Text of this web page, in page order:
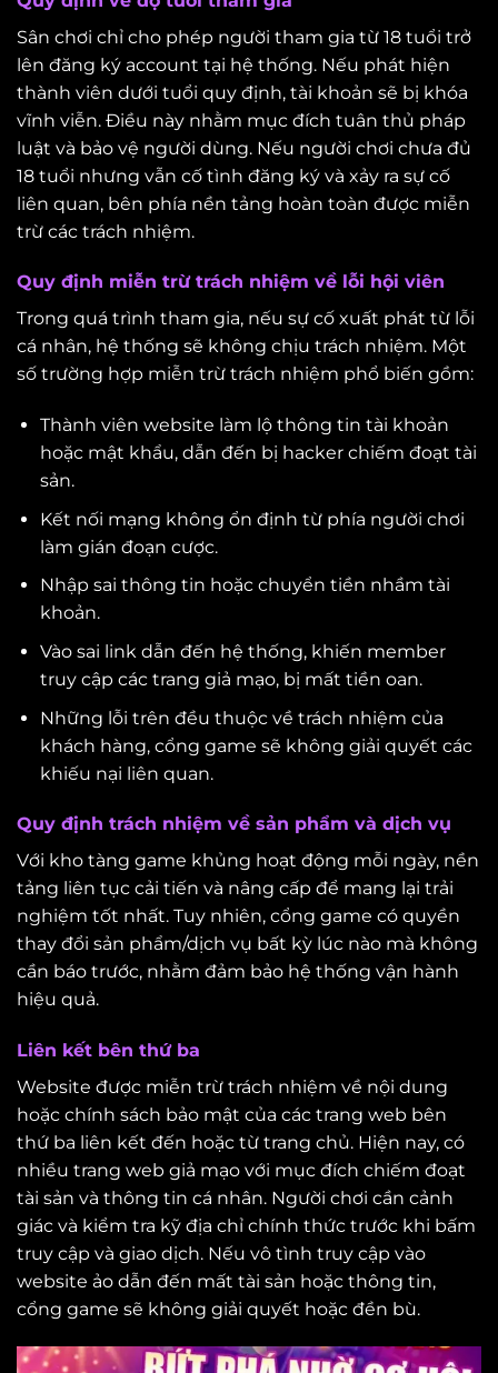
Sân chơi chỉ cho phép người tham gia từ 18 tuổi trở
lên đăng ký account tại hệ thống. Nếu phát hiện
thành viên dưới tuổi quy định, tài khoản sẽ bị khóa
vĩnh viễn. Điều này nhằm mục đích tuân thủ pháp
luật và bảo vệ người dùng. Nếu người chơi chưa đủ
18 tuổi nhưng vẫn cố tình đăng ký và xảy ra sự cố
liên quan, bên phía nền tảng hoàn toàn được miễn
trừ các trách nhiệm.
Quy định miễn trừ trách nhiệm về lỗi hội viên
Trong quá trình tham gia, nếu sự cố xuất phát từ lỗi
cá nhân, hệ thống sẽ không chịu trách nhiệm. Một
số trường hợp miễn trừ trách nhiệm phổ biến gồm:
Thành viên website làm lộ thông tin tài khoản
hoặc mật khẩu, dẫn đến bị hacker chiếm đoạt tài
sản.
Kết nối mạng không ổn định từ phía người chơi
làm gián đoạn cược.
Nhập sai thông tin hoặc chuyển tiền nhầm tài
khoản.
Vào sai link dẫn đến hệ thống, khiến member
truy cập các trang giả mạo, bị mất tiền oan.
Những lỗi trên đều thuộc về trách nhiệm của
khách hàng, cổng game sẽ không giải quyết các
khiếu nại liên quan.
Quy định trách nhiệm về sản phẩm và dịch vụ
Với kho tàng game khủng hoạt động mỗi ngày, nền
tảng liên tục cải tiến và nâng cấp để mang lại trải
nghiệm tốt nhất. Tuy nhiên, cổng game có quyền
thay đổi sản phẩm/dịch vụ bất kỳ lúc nào mà không
cần báo trước, nhằm đảm bảo hệ thống vận hành
hiệu quả.
Liên kết bên thứ ba
Website được miễn trừ trách nhiệm về nội dung
hoặc chính sách bảo mật của các trang web bên
thứ ba liên kết đến hoặc từ trang chủ. Hiện nay, có
nhiều trang web giả mạo với mục đích chiếm đoạt
tài sản và thông tin cá nhân. Người chơi cần cảnh
giác và kiểm tra kỹ địa chỉ chính thức trước khi bấm
truy cập và giao dịch. Nếu vô tình truy cập vào
website ảo dẫn đến mất tài sản hoặc thông tin,
cổng game sẽ không giải quyết hoặc đền bù.